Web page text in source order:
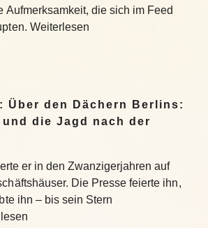
Aufmerksamkeit, die sich im Feed
Weiterlesen
Über den Dächern Berlins:
die Jagd nach der
er in den Zwanzigerjahren auf
Die Presse feierte ihn,
ihn – bis sein Stern